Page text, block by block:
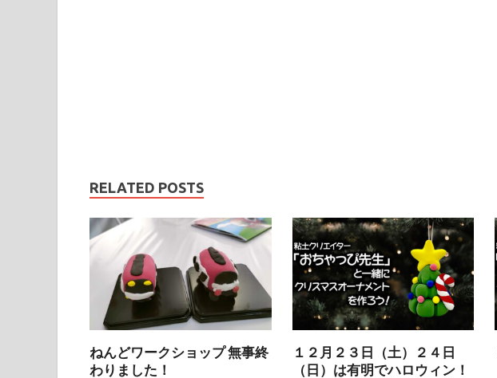
RELATED POSTS
ねんどワークショップ 無事終
わりました！
１２月２３日（土）２４日
（日）は有明でハロウィン！